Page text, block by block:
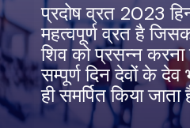
प्रदोष व्रत 2023
महत्वपूर्ण व्रत है
शिव को प्रसन्न
सम्पूर्ण दिन देवों के
ही समर्पित किया